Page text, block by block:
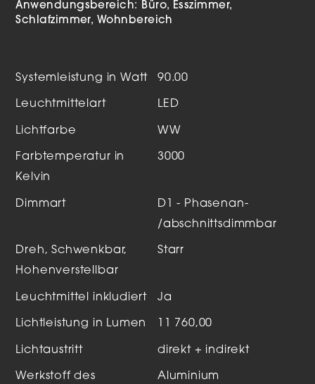
Anwendungsbereich: Büro
Esszimmer
Schlafzimmer
Wohnbereich
Systemleistung in Watt 90.00
Leuchtmittelart LED
Lichtfarbe WW
Farbtemperatur in
Kelvin
3000
Dimmart
D1 - Phasenan-
/abschnittsdimmbar
Dreh, Schwenkbar,
Hohenverstellbar
Starr
Leuchtmittel inkludiert Ja
Lichtleistung in Lumen 11 760,00
Lichtaustritt direkt + indirekt
Werkstoff des
Aluminium